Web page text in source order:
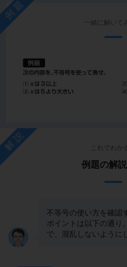
例題
一緒に解いて
解説 これでわか
例題の解
不等号の使い方を確認
ポイントは以下の通り
で、混乱しないように